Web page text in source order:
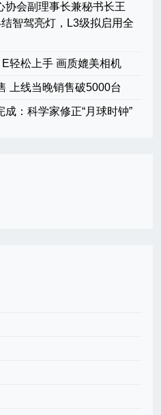
协会副理事长兼秘书长王
智驾亮灯，L3级拟启用全
轻松上手 画质媲美相机
上线当晚销售破5000台
：科学家修正“月球时钟”